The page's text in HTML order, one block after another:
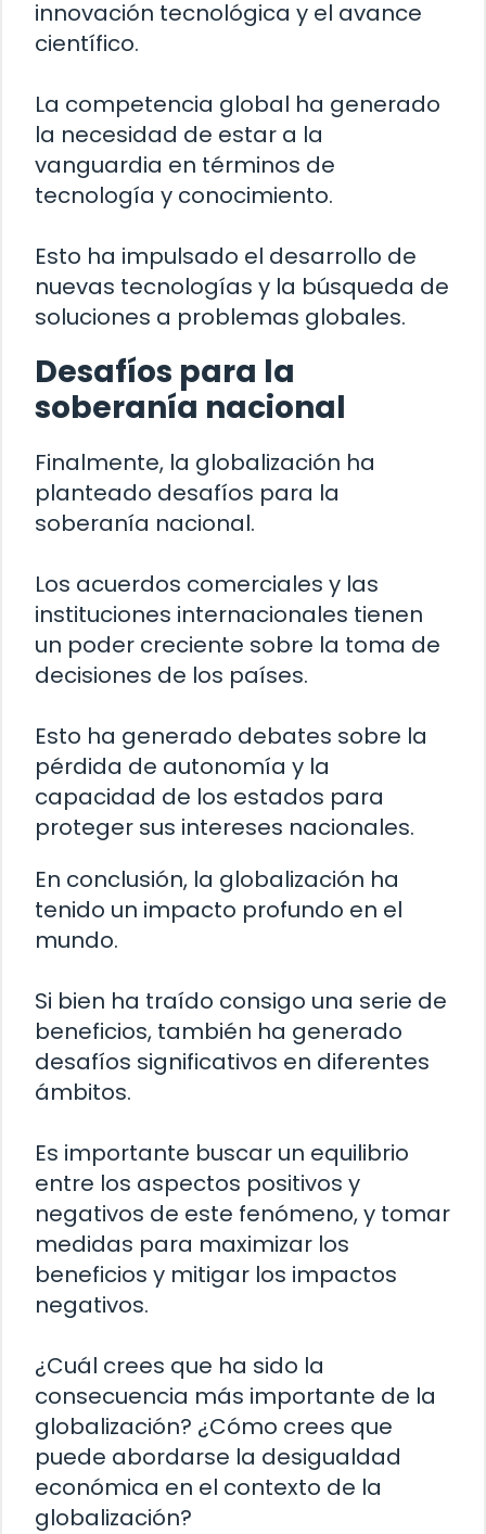
innovación tecnológica y el avance
científico.
La competencia global ha generado
la necesidad de estar a la
vanguardia en términos de
tecnología y conocimiento.
Esto ha impulsado el desarrollo de
nuevas tecnologías y la búsqueda de
soluciones a problemas globales.
Desafíos para la
soberanía nacional
Finalmente, la globalización ha
planteado desafíos para la
soberanía nacional.
Los acuerdos comerciales y las
instituciones internacionales tienen
un poder creciente sobre la toma de
decisiones de los países.
Esto ha generado debates sobre la
pérdida de autonomía y la
capacidad de los estados para
proteger sus intereses nacionales.
En conclusión, la globalización ha
tenido un impacto profundo en el
mundo.
Si bien ha traído consigo una serie de
beneficios, también ha generado
desafíos significativos en diferentes
ámbitos.
Es importante buscar un equilibrio
entre los aspectos positivos y
negativos de este fenómeno, y tomar
medidas para maximizar los
beneficios y mitigar los impactos
negativos.
¿Cuál crees que ha sido la
consecuencia más importante de la
globalización? ¿Cómo crees que
puede abordarse la desigualdad
económica en el contexto de la
globalización?